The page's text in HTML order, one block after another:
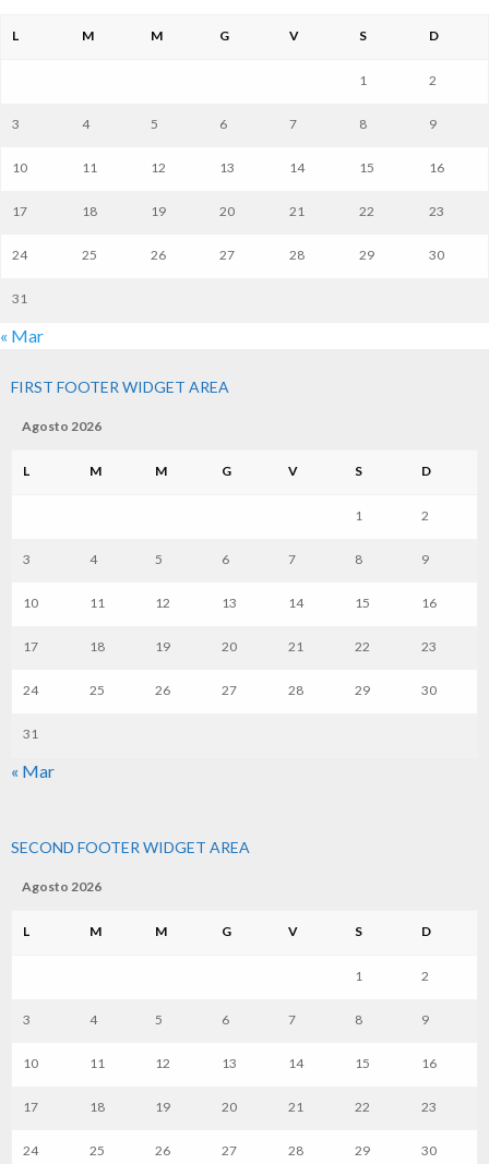
L M M G V S D
1 2
3 4 5 6 7 8 9
10 11 12 13 14 15 16
17 18 19 20 21 22 23
24 25 26 27 28 29 30
31
« Mar
FIRST FOOTER WIDGET AREA
Agosto 2026
L M M G V S D
1 2
3 4 5 6 7 8 9
10 11 12 13 14 15 16
17 18 19 20 21 22 23
24 25 26 27 28 29 30
31
« Mar
SECOND FOOTER WIDGET AREA
Agosto 2026
L M M G V S D
1 2
3 4 5 6 7 8 9
10 11 12 13 14 15 16
17 18 19 20 21 22 23
24 25 26 27 28 29 30